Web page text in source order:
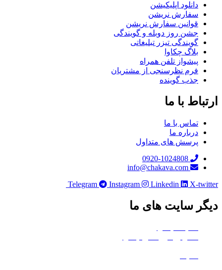
دانلود اپلیکیشن
سفارش نریشن
قوانین سفارش نریشن
جشن روز دوبله و گویندگی
گویندگی تیزر تبلیغاتی
بلاگ چکاوا
پیشواز تلفن همراه
فرم نظرسنجی از مشتریان
جذب گوینده
ارتباط با ما
تماس با ما
درباره ما
پرسش های متداول
0920-1024808
info@chakava.com
Telegram
Instagram Linkedin X-twitter
دیگر سایت های ما